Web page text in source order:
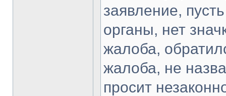
заявление,
органы, нет
жалоба,
жалоба, не
просит